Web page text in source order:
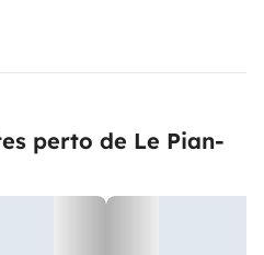
perto de Le Pian-